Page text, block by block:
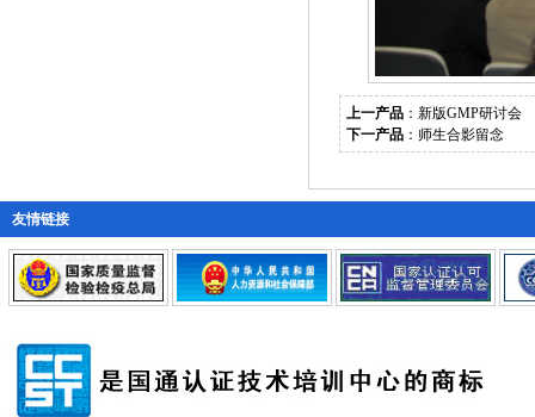
上一产品 ： 新版GMP研讨会
下一产品 ： 师生合影留念
友情链接